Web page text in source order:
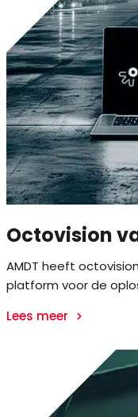
Octovision
AMDT heeft
platform voor de
Lees meer